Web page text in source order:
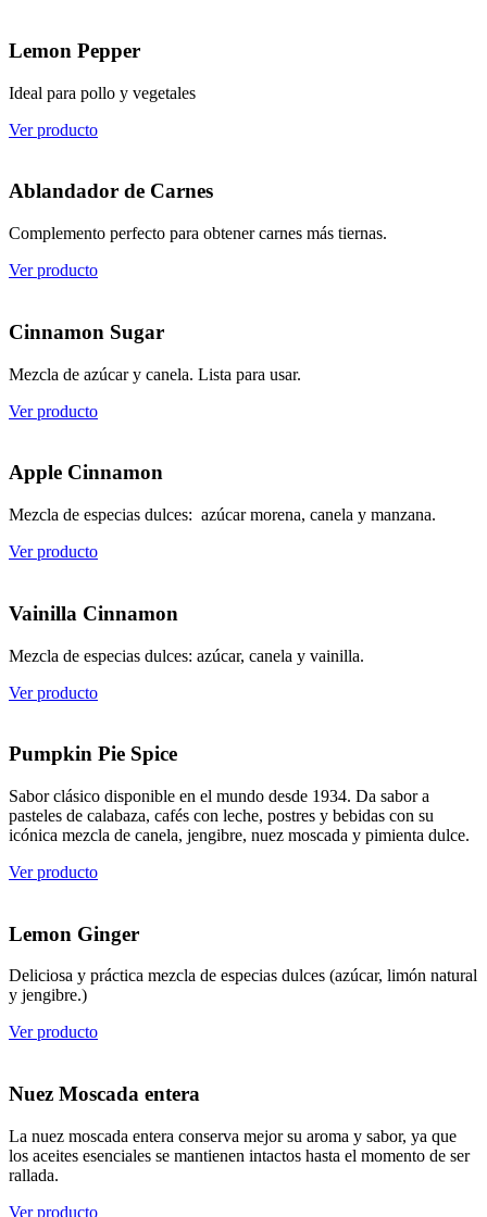
Lemon Pepper
Ideal para pollo y vegetales
Ver producto
Ablandador de Carnes
Complemento perfecto para obtener carnes más tiernas.
Ver producto
Cinnamon Sugar
Mezcla de azúcar y canela. Lista para usar.
Ver producto
Apple Cinnamon
Mezcla de especias dulces: azúcar morena, canela y manzana.
Ver producto
Vainilla Cinnamon
Mezcla de especias dulces: azúcar, canela y vainilla.
Ver producto
Pumpkin Pie Spice
Sabor clásico disponible en el mundo desde 1934. Da sabor a
pasteles de calabaza, cafés con leche, postres y bebidas con su
icónica mezcla de canela, jengibre, nuez moscada y pimienta dulce.
Ver producto
Lemon Ginger
Deliciosa y práctica mezcla de especias dulces (azúcar, limón natural
y jengibre.)
Ver producto
Nuez Moscada entera
La nuez moscada entera conserva mejor su aroma y sabor, ya que
los aceites esenciales se mantienen intactos hasta el momento de ser
rallada.
Ver producto